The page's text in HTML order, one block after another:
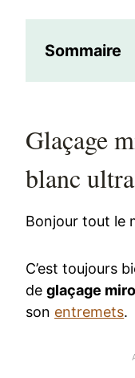
Sommaire
Glaçage
blanc
Bonjour tout le
C’est toujours
deglaçage
son entremets.